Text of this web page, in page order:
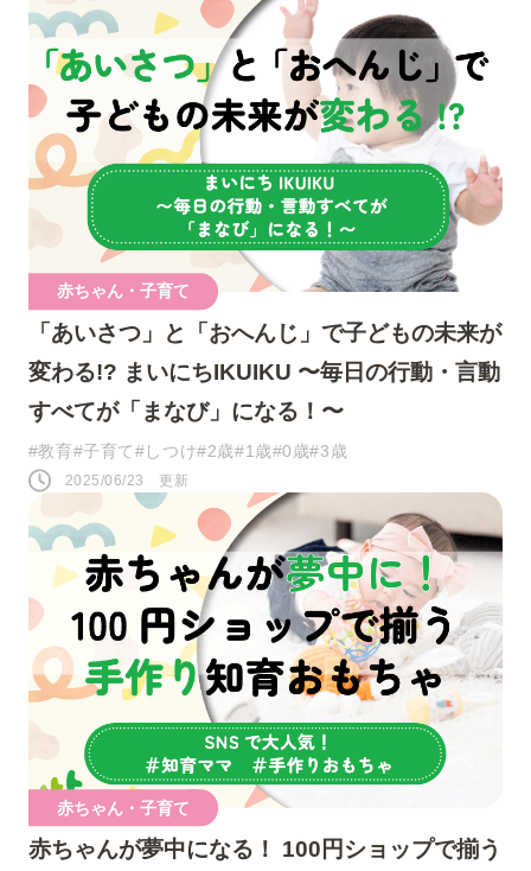
赤ちゃん・子育て
「あいさつ」と「おへんじ」で子どもの未来が
変わる!? まいにちIKUIKU 〜毎日の行動・言動
すべてが「まなび」になる！〜
#教育#子育て#しつけ#2歳#1歳#0歳#3歳
2025/06/23 更新
赤ちゃん・子育て
赤ちゃんが夢中になる！ 100円ショップで揃う